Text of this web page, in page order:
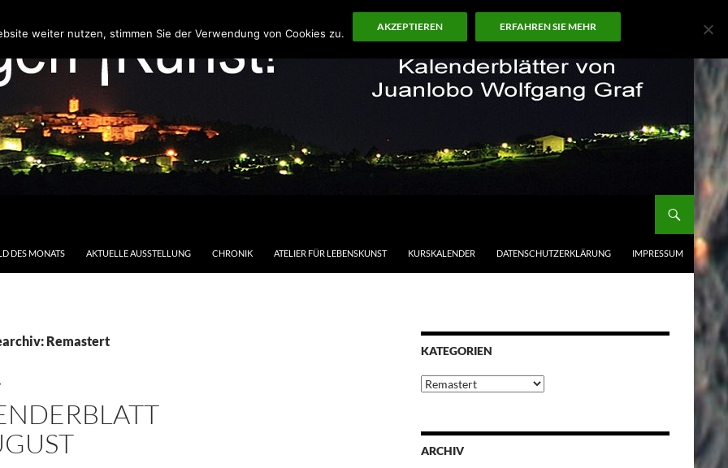
DES MONATS AKTUELLE AUSSTELLUNG CHRONIK ATELIER FÜR LEBENSKUNST KURSKALENDER DATENSCHUTZERKLÄRUNG IMPRESSUM
Remastert
KATEGORIEN
Kategorien
ARCHIV
weiter nutzen, stimmen Sie der Verwendung von Cookies zu.
AKZEPTIEREN ERFAHREN SIE MEHR